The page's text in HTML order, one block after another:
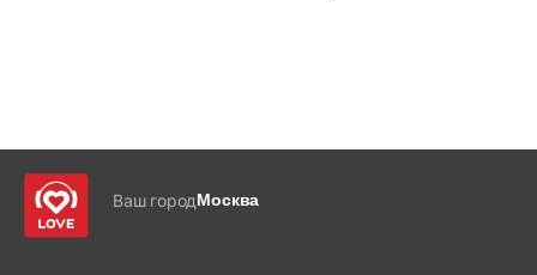
Ваш городМосква